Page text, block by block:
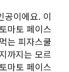
공이에요. 이
마토 페이스
는 피자스쿨
까지는 모르
마토 페이스